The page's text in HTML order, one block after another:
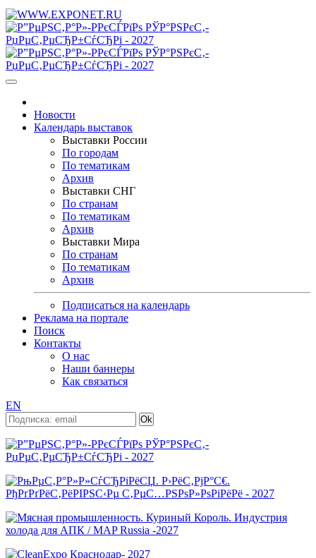
Новости
Календарь выставок
Выставки России
По городам
По тематикам
Архив
Выставки СНГ
По странам
По тематикам
Архив
Выставки Мира
По странам
По тематикам
Архив
Подписаться на календарь
Реклама на портале
Поиск
Контакты
О нас
Наши баннеры
Как связаться
EN